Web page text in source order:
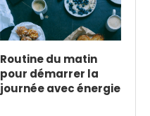
Routine du matin
pour démarrer la
journée avec énergie